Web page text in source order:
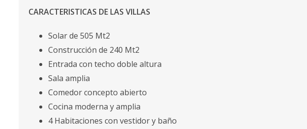
CARACTERISTICAS DE LAS VILLAS
Solar de 505 Mt2
Construcción de 240 Mt2
Entrada con techo doble altura
Sala amplia
Comedor concepto abierto
Cocina moderna y amplia
4 Habitaciones con vestidor y baño